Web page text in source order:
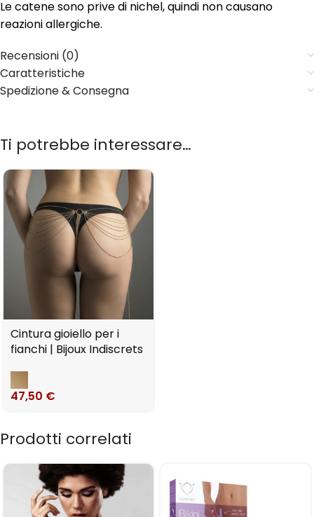
Le catene sono prive di nichel, quindi non causano
reazioni allergiche.
Recensioni (0)
Caratteristiche
Spedizione & Consegna
Ti potrebbe interessare…
Cintura gioiello per i
fianchi | Bijoux Indiscrets
47,50 €
Prodotti correlati